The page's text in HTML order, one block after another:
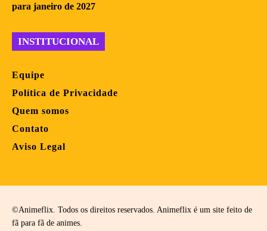
para janeiro de 2027
INSTITUCIONAL
Equipe
Política de Privacidade
Quem somos
Contato
Aviso Legal
©Animeflix. Todos os direitos reservados. Animeflix é um site feito de
fã para fã de animes.